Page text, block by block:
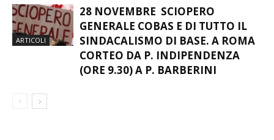
ARTICOLI
28 NOVEMBRE SCIOPERO
GENERALE COBAS E DI TUTTO IL
SINDACALISMO DI BASE. A ROMA
CORTEO DA P. INDIPENDENZA
(ORE 9.30) A P. BARBERINI